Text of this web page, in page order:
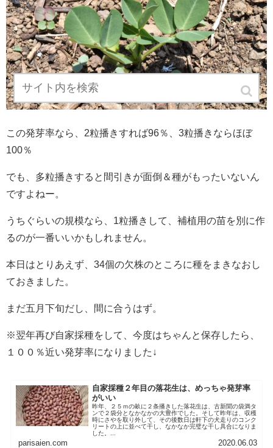
この発芽率なら、2粒播きすれば96％、3粒播きならほぼ
100％
でも、多粒播きすると間引きが面倒＆種がもったいないん
ですよねー。
うちぐらいの規模なら、1粒播きして、補植用の苗を別に作
るのが一番いいかもしれません。
本日はとりあえず、34個の欠株のところに種をまきなおし
ておきました。
まだ五月下旬だし、間に合うはず。
※翌年再び自家採種をして、今度はちゃんと保存したら、
１００％近い発芽率になりました↓
自家採種２年目の落花生は、めっちゃ発芽率
がいい
昨年、２５ｍの畝に２条播きした落花生は、古新聞の袋満タ
ンで２袋分となかなかの大豊作でした。そして昨年は、収穫
時にさやを取り外して、その後数日は軒下の犬走りのコンク
リートの上に並べて干し、なかなか完璧な干し具合になりま
した。...
parisaien.com 2020.06.03